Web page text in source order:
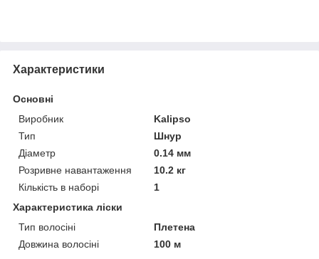
Характеристики
Основні
Виробник
Kalipso
Тип
Шнур
Діаметр
0.14 мм
Розривне навантаження
10.2 кг
Кількість в наборі
1
Характеристика ліски
Тип волосіні
Плетена
Довжина волосіні
100 м